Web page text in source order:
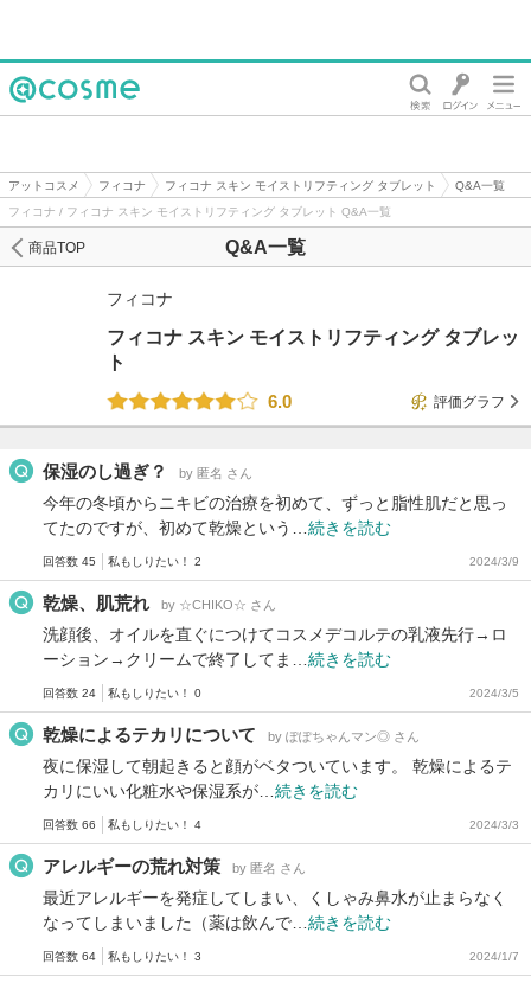
アットコスメ フィコナ フィコナ スキン モイストリフティング タブレット
Q&A一覧
フィコナ / フィコナ スキン モイストリフティング タブレット Q&A一覧
Q&A一覧
商品TOP
フィコナ
フィコナ スキン モイストリフティング タブレッ
ト
6.0
評価グラフ
保湿のし過ぎ？ by 匿名 さん
今年の冬頃からニキビの治療を初めて、ずっと脂性肌だと思っ
てたのですが、初めて乾燥という… 続きを読む
回答数 45 私もしりたい！ 2 2024/3/9
乾燥、肌荒れ by ☆CHIKO☆ さん
洗顔後、オイルを直ぐにつけてコスメデコルテの乳液先行→ロ
ーション→クリームで終了してま… 続きを読む
回答数 24 私もしりたい！ 0 2024/3/5
乾燥によるテカリについて by ぽぽちゃんマン◎ さん
夜に保湿して朝起きると顔がベタついています。 乾燥によるテ
カリにいい化粧水や保湿系が… 続きを読む
回答数 66 私もしりたい！ 4 2024/3/3
アレルギーの荒れ対策 by 匿名 さん
最近アレルギーを発症してしまい、くしゃみ鼻水が止まらなく
なってしまいました（薬は飲んで… 続きを読む
回答数 64 私もしりたい！ 3 2024/1/7